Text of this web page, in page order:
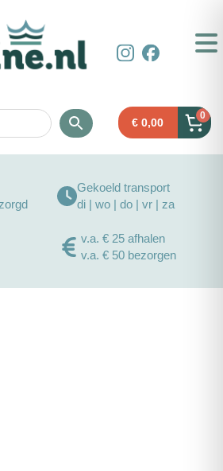
€ 0,00
0
Gekoeld transport
di | wo | do | vr | za
v.a. € 25 afhalen
v.a. € 50 bezorgen